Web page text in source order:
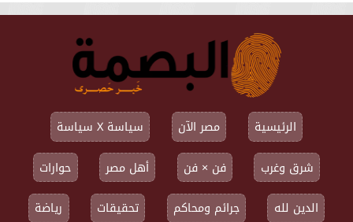
الرئيسية مصر الآن
سياسة X سياسة
شرق وغرب
فن × فن أهل مصر
حوارات
الدين لله
جرائم ومحاكم تحقيقات
رياضة